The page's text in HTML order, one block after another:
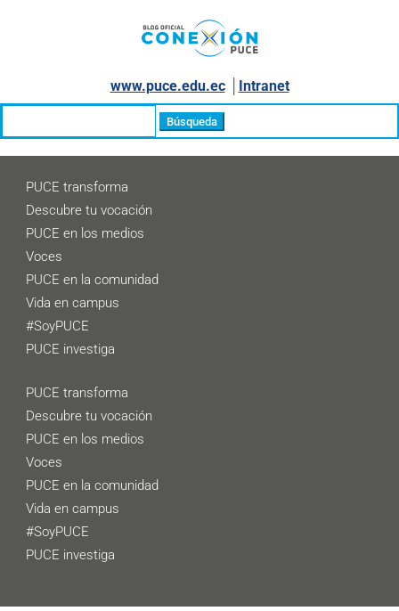
www.puce.edu.ec│ Intranet
PUCE transforma
Descubre tu vocación
PUCE en los medios
Voces
PUCE en la comunidad
Vida en campus
#SoyPUCE
PUCE investiga
PUCE transforma
Descubre tu vocación
PUCE en los medios
Voces
PUCE en la comunidad
Vida en campus
#SoyPUCE
PUCE investiga